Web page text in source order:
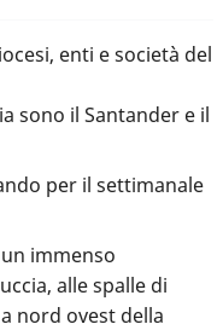
enti e società del
sono il Santander e il
per il settimanale
immenso
alle spalle di
nord ovest della